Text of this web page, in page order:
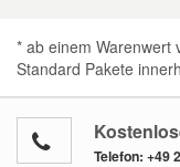
* ab einem Warenwert
Standard Pakete
Telefon: +49